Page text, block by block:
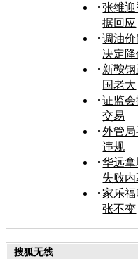
张维
据回应
调油
决定降
新鞍
国老大
证监
交易
外管
违规
华远
失败内
家乐
张不变
搜狐无线